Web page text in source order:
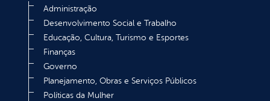
Administração
Desenvolvimento Social e Trabalho
Educação, Cultura, Turismo e Esportes
Finanças
Governo
Planejamento, Obras e Serviços Públicos
Políticas da Mulher